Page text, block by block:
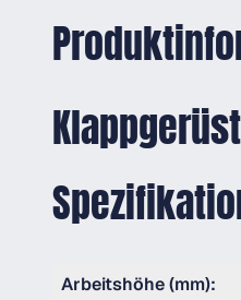
Arbeitshöhe (mm):